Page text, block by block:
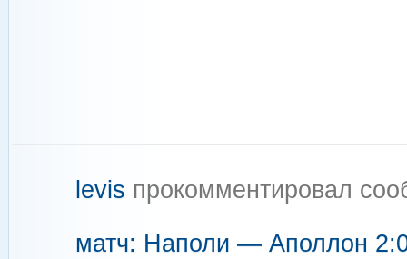
levis прокомментировал
матч: Наполи — Аполлон